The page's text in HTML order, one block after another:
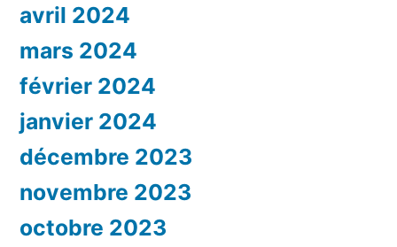
avril 2024
mars 2024
février 2024
janvier 2024
décembre 2023
novembre 2023
octobre 2023